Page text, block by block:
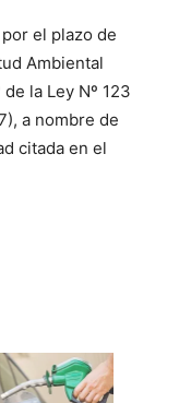
el plazo de
Ambiental
la Ley Nº 123
a nombre de
citada en el